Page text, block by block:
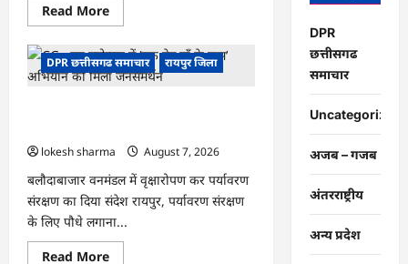
Read MoreRead
more
CG
:
धान
के
ने
किसान
की
तकदीर,
एकड़
से
कमाया
DPR छत्तीसगढ समाचार रायपुर जिला
lokesh sharma
August 7, 2026
बलौदाबाजार वनमंडल में वृक्षारोपण कर पर्यावरण
संरक्षण का दिया संदेश रायपुर, पर्यावरण संरक्षण
के लिए पौधे लगाना...
Read MoreRead
DPR
छत्तीसगढ
समाचार
Uncategorized
अजब – गजब
अंतरराष्ट्रीय
अन्य प्रदेश